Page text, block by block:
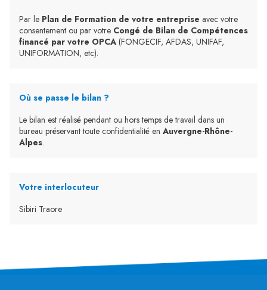
Par le Plan de Formation de votre entreprise avec votre
consentement ou par votre Congé de Bilan de Compétences
financé par votre OPCA (FONGECIF, AFDAS, UNIFAF,
UNIFORMATION, etc).
Où se passe le bilan ?
Le bilan est réalisé pendant ou hors temps de travail dans un
bureau préservant toute confidentialité en Auvergne-Rhône-
Alpes.
Votre interlocuteur
Sibiri Traore